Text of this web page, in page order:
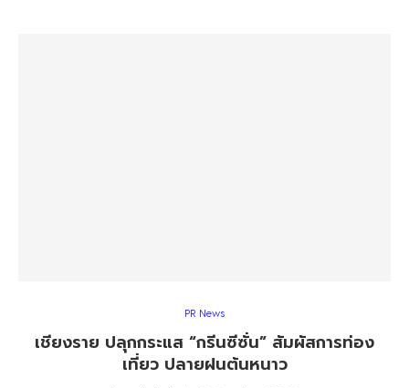
PR News
เชียงราย ปลุกกระแส “กรีนซีซั่น” สัมผัสการท่อง
เที่ยว ปลายฝนต้นหนาว